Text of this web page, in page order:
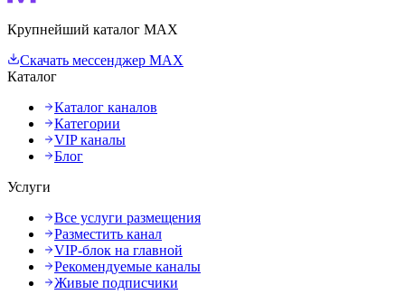
Крупнейший каталог MAX
Скачать мессенджер MAX
Каталог
Каталог каналов
Категории
VIP каналы
Блог
Услуги
Все услуги размещения
Разместить канал
VIP-блок на главной
Рекомендуемые каналы
Живые подписчики